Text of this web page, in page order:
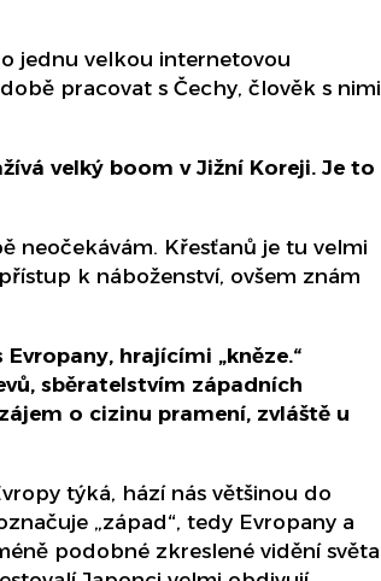
jednu velkou internetovou
pracovat s Čechy, člověk s nimi
velký boom v Jižní Koreji. Je to
neočekávám. Křesťanů je tu velmi
k náboženství, ovšem znám
hrajícími „kněze.“
sběratelstvím západních
o cizinu pramení, zvláště u
týká, hází nás většinou do
„západ“, tedy Evropany a
podobné zkreslené vidění světa